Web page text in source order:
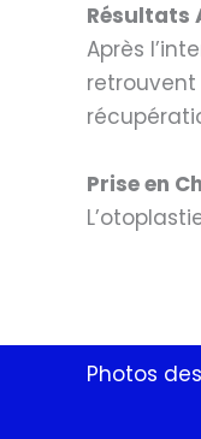
Résultats
Après
Prise en
Photos